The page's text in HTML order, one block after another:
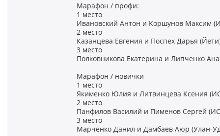
Марафон / профи:
1 место
Ивановский Антон и Коршунов Максим
2 место
Казанцева Евгения и Поспех Дарья
3 место
Полковникова Екатерина и Липченко
Марафон / новички
1 место
Якименко Юлия и Литвинцева Ксения
2 место
Панфилов Василий и Пименов Сергей
3 место
Марченко Данил и Дамбаев Аюр (Улан-